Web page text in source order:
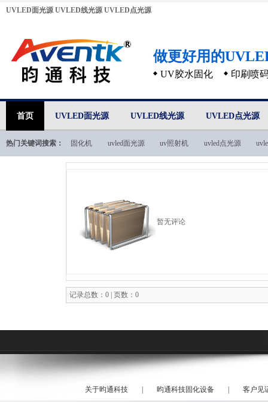
UVLED面光源 UVLED线光源 UVLED点光源
做更好用的
UV胶水固化 印刷喷
首页 UVLED面光源 UVLED线光源 UVLED点光源
uvled技术文档
热门关键词搜索： 固化机 uvled面光源 uv照射机 uvled点光源
暂无评论
记录总数：0 | 页数：0
关于昀通科技 昀通科技固化设备 客户见